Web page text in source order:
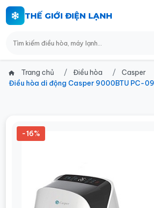
THẾ GIỚI ĐIỆN LẠNH
Trang chủ Điều hòa
Casper
Điều hòa di động Casper 9000BTU PC-
-16%